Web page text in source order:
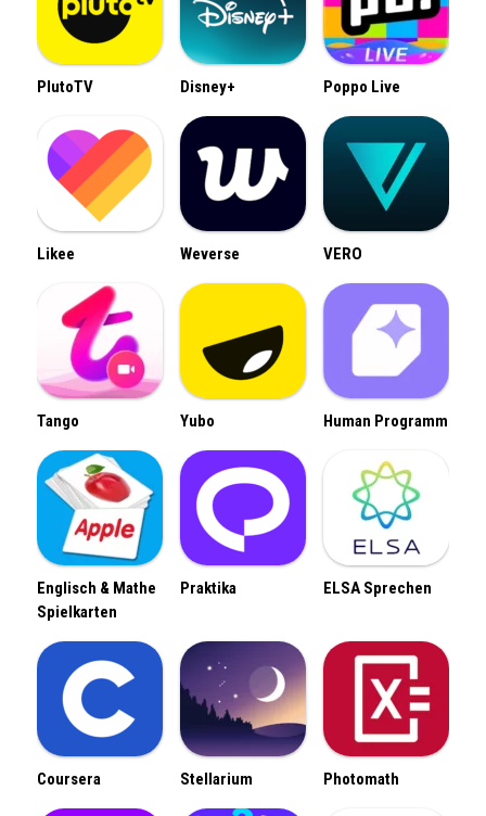
PlutoTV Disney+ Poppo Live
Likee Weverse VERO
Tango Yubo Human Programm
Englisch & Mathe
Spielkarten
Praktika ELSA Sprechen
Coursera Stellarium Photomath